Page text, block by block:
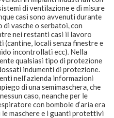
di ventilazione e di misure
casi sono avvenuti durante
di vasche o serbatoi, con
nei restanti casi il lavoro
locali senza finestre e
incontrollati ecc). Nella
qualsiasi tipo di protezione
indumenti di protezione.
nell’azienda informazioni
di una semimaschera, che
caso, neanche per le
con bombole d’aria era
maschere e i guanti protettivi